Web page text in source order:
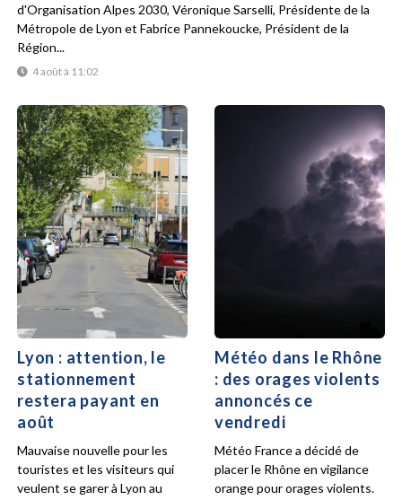
4 août à 11:02
d'Organisation Alpes 2030, Véronique Sarselli, Présidente de la
Métropole de Lyon et Fabrice Pannekoucke, Président de la
Région...
Lyon : attention, le
stationnement
restera payant en
août
Mauvaise nouvelle pour les
touristes et les visiteurs qui
veulent se garer à Lyon au
Météo dans le Rhône
: des orages violents
annoncés ce
vendredi
Météo France a décidé de
placer le Rhône en vigilance
orange pour orages violents.